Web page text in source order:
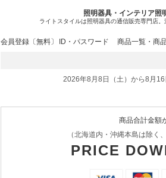
照明器具・インテリア照
ライトスタイルは照明器具の通信販売専門店
会員登録〔無料〕 ID・パスワード 商品一覧・商
2026年8月8日（土）から8月
商品合計金額
（北海道内・沖縄本島は除く
PRICE